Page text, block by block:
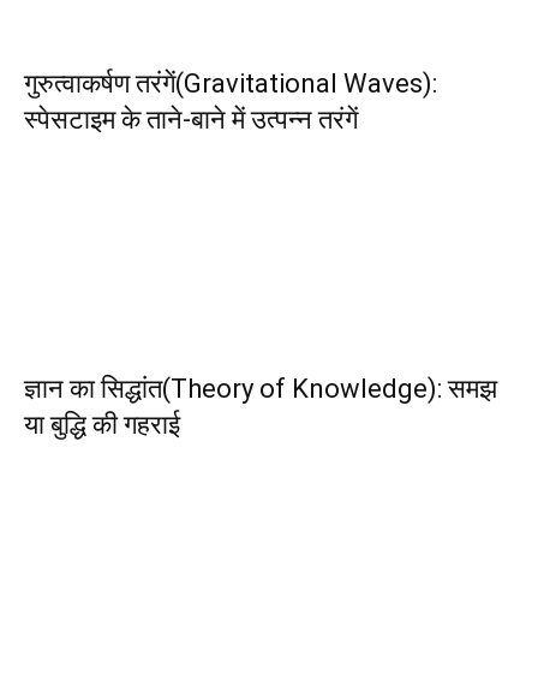
गुरुत्वाकर्षण तरंगें(Gravitational Waves):
स्पेसटाइम के ताने-बाने में उत्पन्न तरंगें
ज्ञान का सिद्धांत(Theory of Knowledge): समझ
या बुद्धि की गहराई